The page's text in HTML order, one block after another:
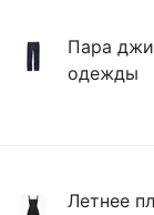
Пара
одежды
Летнее